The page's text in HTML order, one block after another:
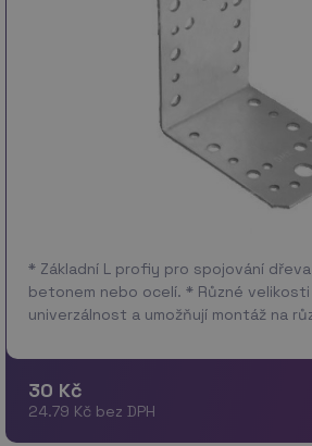
* Základní L profiy pro spojování
betonem nebo ocelí. * Různé
univerzálnost a umožňují montáž na
30 Kč
24.79 Kč bez DPH